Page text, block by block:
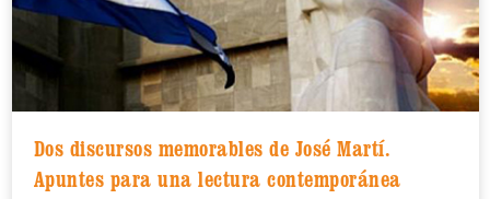
Dos discursos memorables de José Martí.
Apuntes para una lectura contemporánea